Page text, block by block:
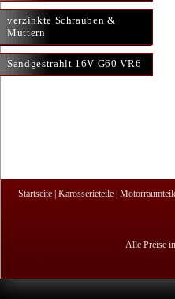
verzinkte Schrauben &
Muttern
Sandgestrahlt 16V G60 VR6
Startseite| Karosserieteile|
Alle Preise